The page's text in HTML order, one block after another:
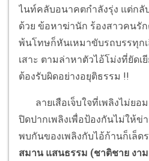
ไนท์คลับอนาคตกำลังรุ่ง แต่กลั
ด้วย ข้อหาฆ่านัก ร้องสาวคนรัก
พ้นโทษก็หันเหมาขับรถบรรทุก
เสาะ ตามล่าหาตัวไอ้โม่งที่ยัดเ
ต้องรับผิดอย่างอยุติธรรม !!
ลายเสือเจ็บใจที่เพลิงไม่ยอ
ปิดปากเพลิงเพื่อป้องกันไม่ให้ข่
พบกันของเพลิงกับไอ้ก้านก็เล็ด
สมาน แสนธรรม (ชาติชาย งา